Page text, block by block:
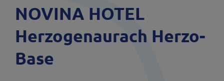
NOVINA HOTEL
Herzogenaurach Herzo-
Base